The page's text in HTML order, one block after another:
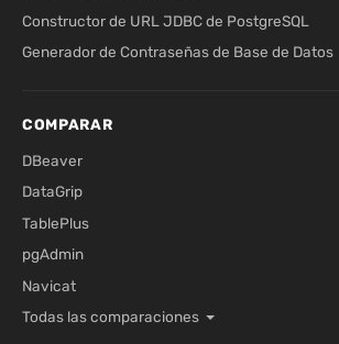
Constructor de URL JDBC de PostgreSQL
Generador de Contraseñas de Base de Datos
COMPARAR
DBeaver
DataGrip
TablePlus
pgAdmin
Navicat
Todas las comparaciones